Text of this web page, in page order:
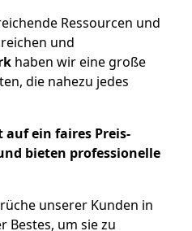
Ressourcen und
und
haben wir eine große
die nahezu jedes
auf ein faires Preis-
bieten professionelle
unserer Kunden in
Bestes, um sie zu